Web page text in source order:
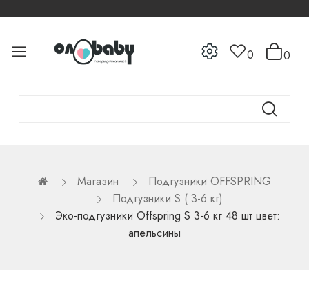
0 0
Магазин
Подгузники OFFSPRING
Подгузники S ( 3-6 кг)
Эко-подгузники Offspring S 3-6 кг 48 шт цвет:
апельсины